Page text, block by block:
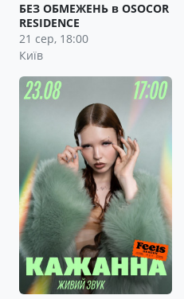
БЕЗ ОБМЕЖЕНЬ в OSOCOR
RESIDENCE
21 сер, 18:00
Київ